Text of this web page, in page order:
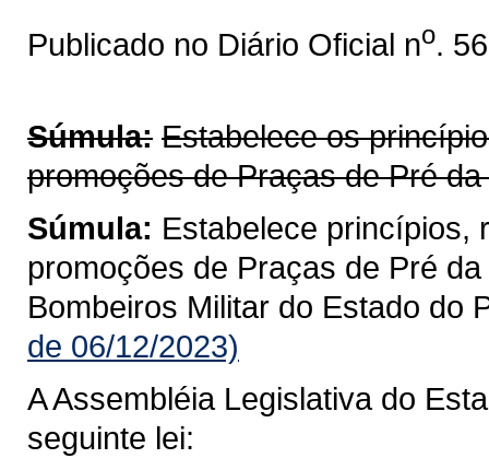
Publicado no Diário Oficial no.
Súmula: Estabelece os
promoções de Praças de Pré
Súmula: Estabelece princípios,
promoções de Praças de Pré
Bombeiros Militar do Estado do
de 06/12/2023)
A Assembléia Legislativa do
seguinte lei: